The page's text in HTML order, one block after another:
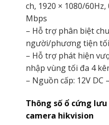
ch, 1920 × 1080/60Hz,
Mbps
– Hỗ trợ phân biệt
người/phương tiện
– Hỗ trợ phát hiện
nhập vùng tối đa 4
– Nguồn cấp: 12V DC
Thông số ổ cứng
camera hikvision